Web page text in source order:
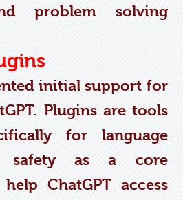
problem solving
initial support for
Plugins are tools
for language
safety as a core
ChatGPT access